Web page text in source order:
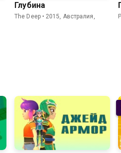
Глубина
The Deep • 2015, Австралия,